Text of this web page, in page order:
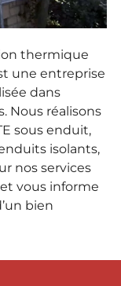
thermique
une entreprise
dans
Nous réalisons
sous enduit,
isolants,
nos services
vous informe
bien